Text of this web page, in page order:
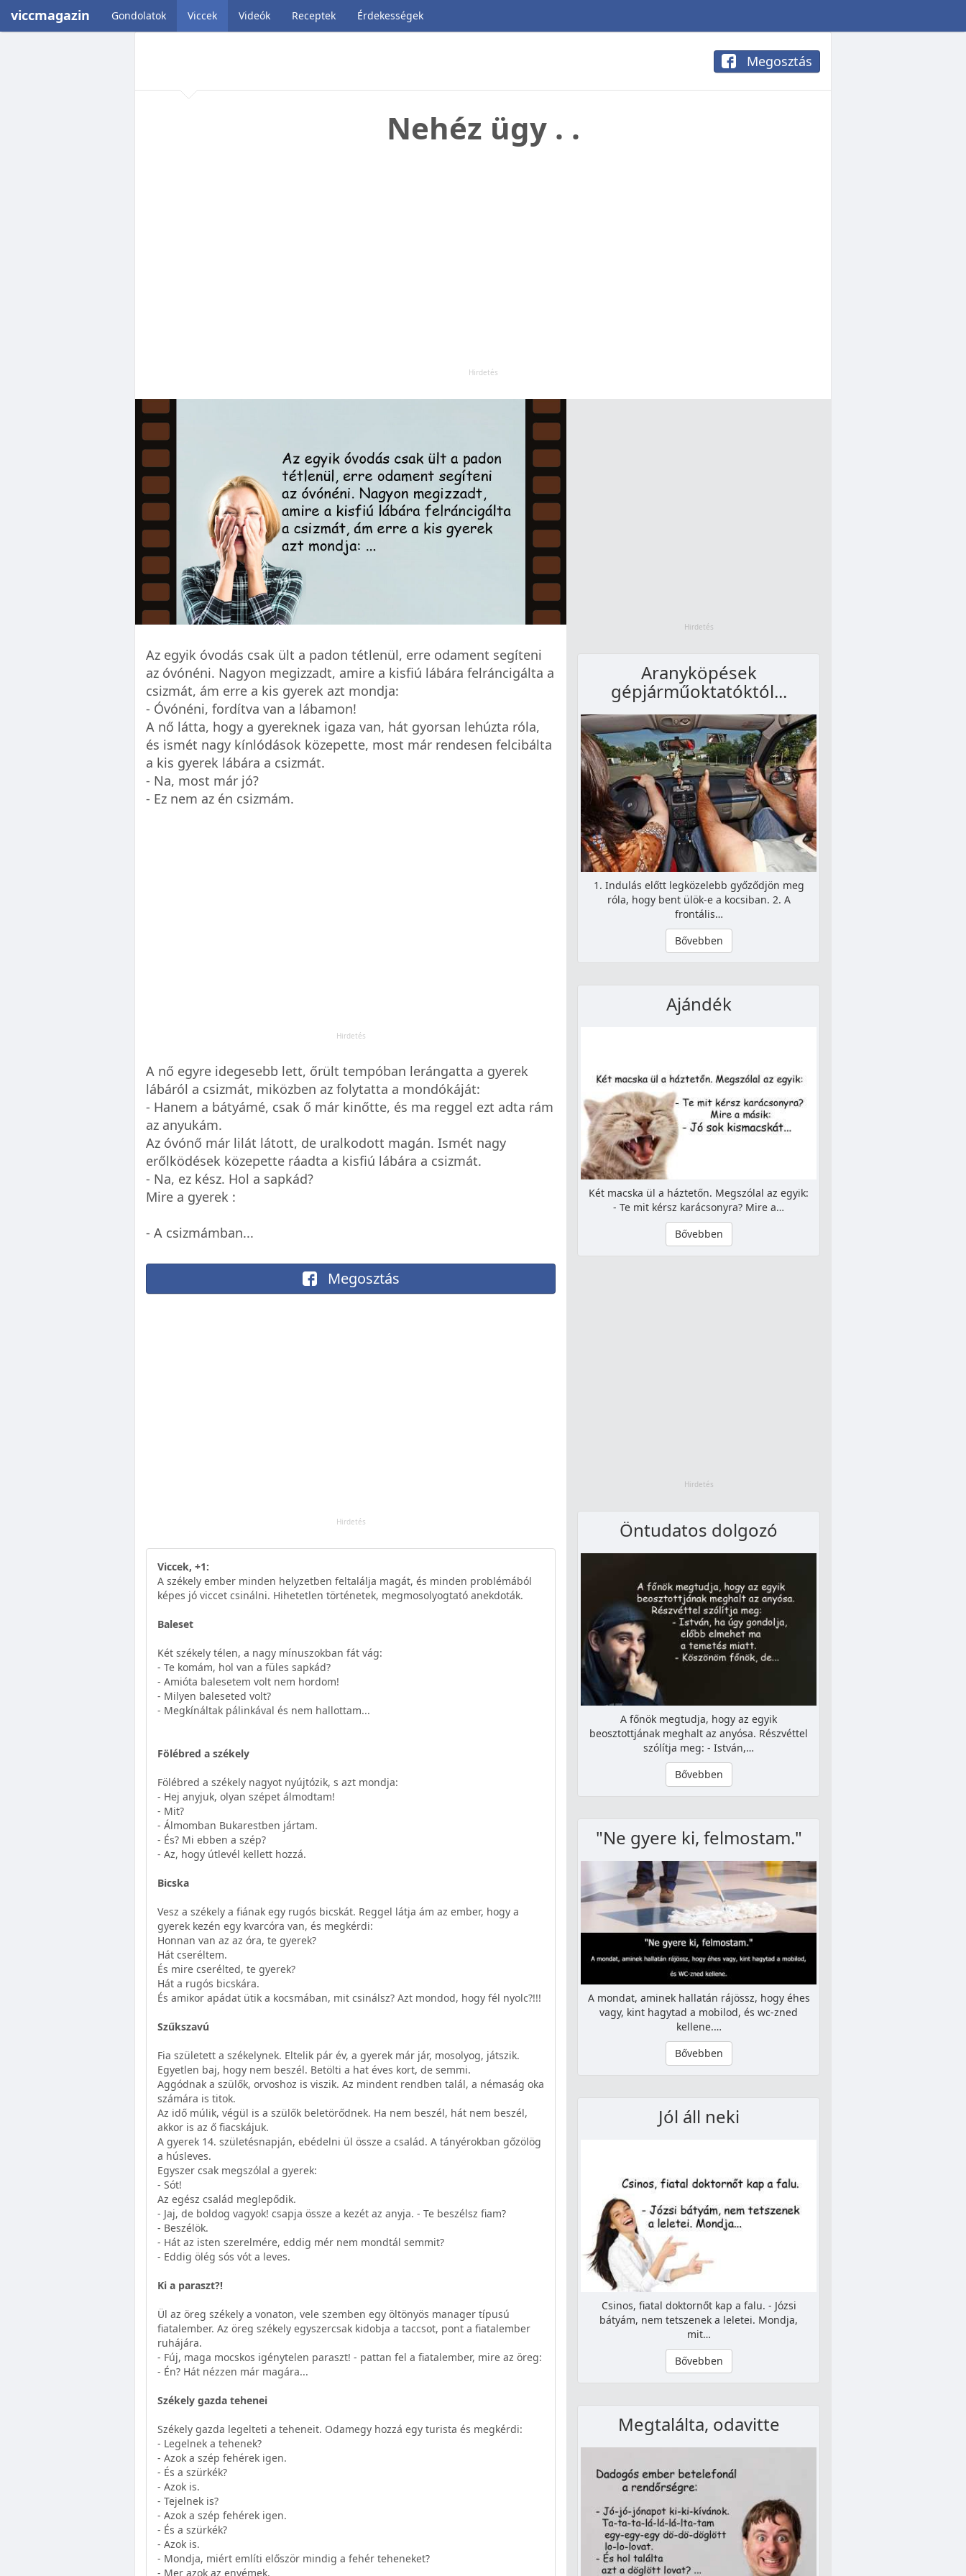
viccmagazin Gondolatok Viccek Videók Receptek Érdekességek
Megosztás
Nehéz ügy . .
Az egyik óvodás csak ült a padon tétlenül, erre odament segíteni
az óvónéni. Nagyon megizzadt, amire a kisfiú lábára felráncigálta a
csizmát, ám erre a kis gyerek azt mondja:
- Óvónéni, fordítva van a lábamon!
A nő látta, hogy a gyereknek igaza van, hát gyorsan lehúzta róla,
és ismét nagy kínlódások közepette, most már rendesen felcibálta
a kis gyerek lábára a csizmát.
- Na, most már jó?
- Ez nem az én csizmám.
A nő egyre idegesebb lett, őrült tempóban lerángatta a gyerek
lábáról a csizmát, miközben az folytatta a mondókáját:
- Hanem a bátyámé, csak ő már kinőtte, és ma reggel ezt adta rám
az anyukám.
Az óvónő már lilát látott, de uralkodott magán. Ismét nagy
erőlködések közepette ráadta a kisfiú lábára a csizmát.
- Na, ez kész. Hol a sapkád?
Mire a gyerek :
- A csizmámban...
Megosztás
Viccek, +1:
A székely ember minden helyzetben feltalálja magát, és minden problémából
képes jó viccet csinálni. Hihetetlen történetek, megmosolyogtató anekdoták.
Baleset
Két székely télen, a nagy mínuszokban fát vág:
- Te komám, hol van a füles sapkád?
- Amióta balesetem volt nem hordom!
- Milyen baleseted volt?
- Megkínáltak pálinkával és nem hallottam...
Fölébred a székely
Fölébred a székely nagyot nyújtózik, s azt mondja:
- Hej anyjuk, olyan szépet álmodtam!
- Mit?
- Álmomban Bukarestben jártam.
- És? Mi ebben a szép?
- Az, hogy útlevél kellett hozzá.
Bicska
Vesz a székely a fiának egy rugós bicskát. Reggel látja ám az ember, hogy a
gyerek kezén egy kvarcóra van, és megkérdi:
Honnan van az az óra, te gyerek?
Hát cseréltem.
És mire cserélted, te gyerek?
Hát a rugós bicskára.
És amikor apádat ütik a kocsmában, mit csinálsz? Azt mondod, hogy fél nyolc?!!!
Szűkszavú
Fia született a székelynek. Eltelik pár év, a gyerek már jár, mosolyog, játszik.
Egyetlen baj, hogy nem beszél. Betölti a hat éves kort, de semmi.
Aggódnak a szülők, orvoshoz is viszik. Az mindent rendben talál, a némaság oka
számára is titok.
Az idő múlik, végül is a szülők beletörődnek. Ha nem beszél, hát nem beszél,
akkor is az ő fiacskájuk.
A gyerek 14. születésnapján, ebédelni ül össze a család. A tányérokban gőzölög
a húsleves.
Egyszer csak megszólal a gyerek:
- Sót!
Az egész család meglepődik.
- Jaj, de boldog vagyok! csapja össze a kezét az anyja. - Te beszélsz fiam?
- Beszélök.
- Hát az isten szerelmére, eddig mér nem mondtál semmit?
- Eddig ölég sós vót a leves.
Ki a paraszt?!
Ül az öreg székely a vonaton, vele szemben egy öltönyös manager típusú
fiatalember. Az öreg székely egyszercsak kidobja a taccsot, pont a fiatalember
ruhájára.
- Fúj, maga mocskos igénytelen paraszt! - pattan fel a fiatalember, mire az öreg:
- Én? Hát nézzen már magára...
Székely gazda tehenei
Székely gazda legelteti a teheneit. Odamegy hozzá egy turista és megkérdi:
- Legelnek a tehenek?
- Azok a szép fehérek igen.
- És a szürkék?
- Azok is.
- Tejelnek is?
- Azok a szép fehérek igen.
- És a szürkék?
- Azok is.
- Mondja, miért említi először mindig a fehér teheneket?
- Mer azok az enyémek.
Aranyköpések
gépjárműoktatóktól...
1. Indulás előtt legközelebb győződjön meg
róla, hogy bent ülök-e a kocsiban. 2. A
frontális…
Bővebben
Ajándék
Két macska ül a háztetőn. Megszólal az egyik:
- Te mit kérsz karácsonyra? Mire a…
Bővebben
Öntudatos dolgozó
A főnök megtudja, hogy az egyik
beosztottjának meghalt az anyósa. Részvéttel
szólítja meg: - István,…
Bővebben
"Ne gyere ki, felmostam."
A mondat, aminek hallatán rájössz, hogy éhes
vagy, kint hagytad a mobilod, és wc-zned
kellene.…
Bővebben
Jól áll neki
Csinos, fiatal doktornőt kap a falu. - Józsi
bátyám, nem tetszenek a leletei. Mondja,
mit…
Bővebben
Megtalálta, odavitte